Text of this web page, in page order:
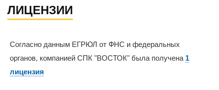
ЛИЦЕНЗИИ
Согласно данным ЕГРЮЛ от ФНС и федеральных
органов, компанией СПК "ВОСТОК" была получена 1
лицензия